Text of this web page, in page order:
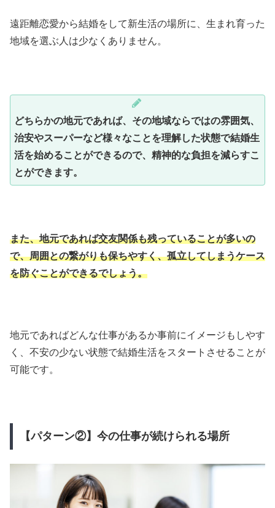
遠距離恋愛から結婚をして新生活の場所に、生まれ育った
地域を選ぶ人は少なくありません。
どちらかの地元であれば、その地域ならではの雰囲気、
治安やスーパーなど様々なことを理解した状態で結婚生
活を始めることができるので、精神的な負担を減らすこ
とができます。
また、地元であれば交友関係も残っていることが多いの
で、周囲との繋がりも保ちやすく、孤立してしまうケース
を防ぐことができるでしょう。
地元であればどんな仕事があるか事前にイメージもしやす
く、不安の少ない状態で結婚生活をスタートさせることが
可能です。
【パターン②】今の仕事が続けられる場所